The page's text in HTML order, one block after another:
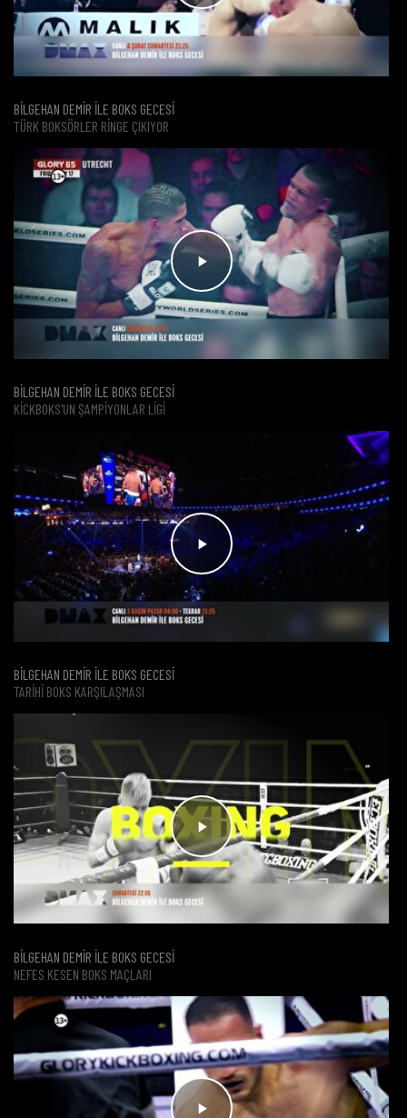
BİLGEHAN DEMİR İLE BOKS GECESİ
TÜRK BOKSÖRLER RINGE ÇIKIYOR
BİLGEHAN DEMİR İLE BOKS GECESİ
KICKBOKS'UN ŞAMPIYONLAR LIGI
BİLGEHAN DEMİR İLE BOKS GECESİ
TARIHI BOKS KARŞILAŞMASI
BİLGEHAN DEMİR İLE BOKS GECESİ
NEFES KESEN BOKS MAÇLARI